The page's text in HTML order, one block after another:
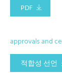
PDF
approvals and
적합성 선언